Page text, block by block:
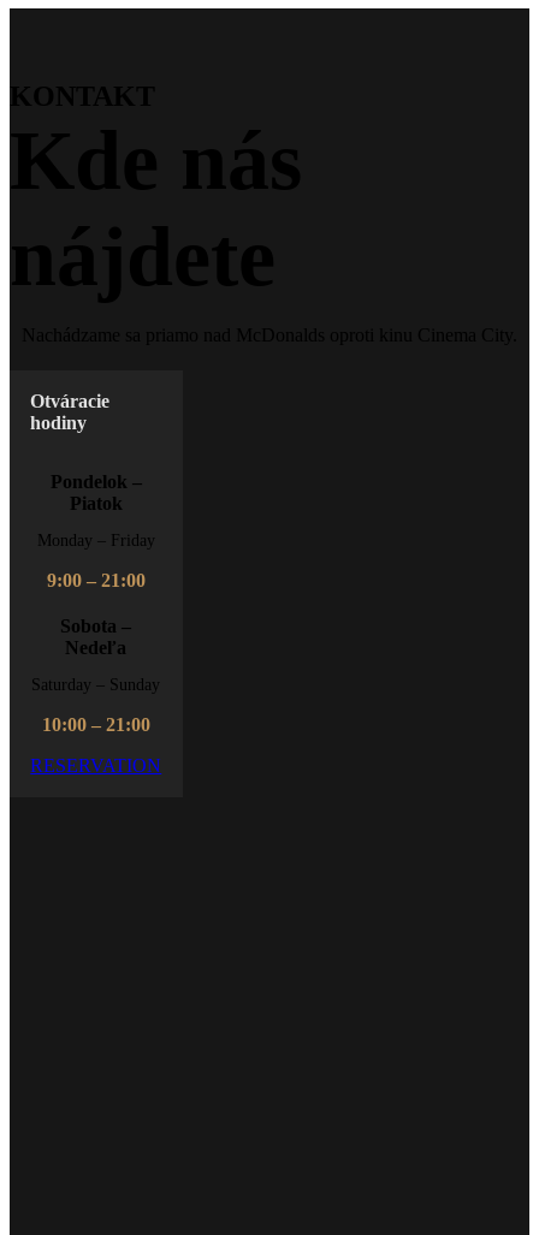
Otváracie
hodiny
Pondelok –
Piatok
Monday – Friday
9:00 – 21:00
Sobota –
Nedeľa
Saturday – Sunday
10:00 – 21:00
RESERVATION